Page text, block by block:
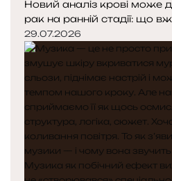
Новий аналіз крові може
рак на ранній стадії: що
29.07.2026